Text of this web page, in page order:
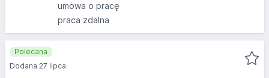
umowa o pracę
praca zdalna
Polecana
Dodana 27 lipca